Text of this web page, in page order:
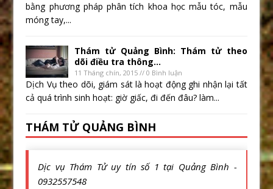
bằng phương pháp phân tích khoa học mẫu tóc, mẫu
móng tay,...
Thám tử Quảng Bình: Thám tử theo
dõi điều tra thông...
11 Tháng chín, 2015 // 0 Bình luận
Dịch Vụ theo dõi, giám sát là hoạt động ghi nhận lại tất
cả quá trình sinh hoạt: giờ giấc, đi đến đâu? làm...
THÁM TỬ QUẢNG BÌNH
Dịc vụ Thám Tử uy tín số 1 tại Quảng Bình -
0932557548